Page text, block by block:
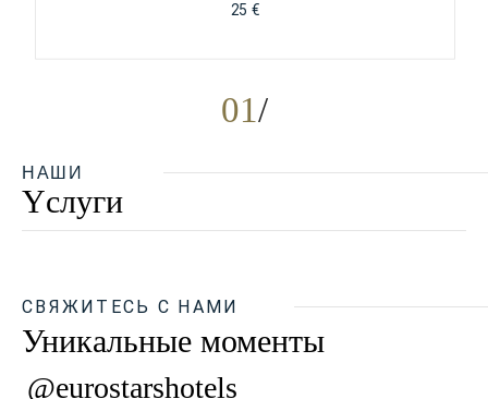
01
25 €
НАШИ
Yслуги
СВЯЖИТЕСЬ С НАМИ
Уникальные моменты
@eurostarshotels